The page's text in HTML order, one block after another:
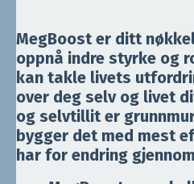
MegBoost er ditt
oppnå indre styrke og
kan takle livets
over deg selv og livet
og selvtillit er
bygger det med mest
har for endring